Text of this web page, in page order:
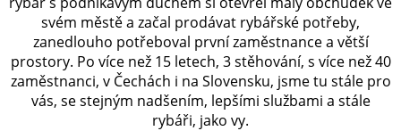
svém městě a začal prodávat rybářské potřeby,
zanedlouho potřeboval první zaměstnance a větší
prostory. Po více než 15 letech, 3 stěhování, s více než 40
zaměstnanci, v Čechách i na Slovensku, jsme tu stále pro
vás, se stejným nadšením, lepšími službami a stále
rybáři, jako vy.